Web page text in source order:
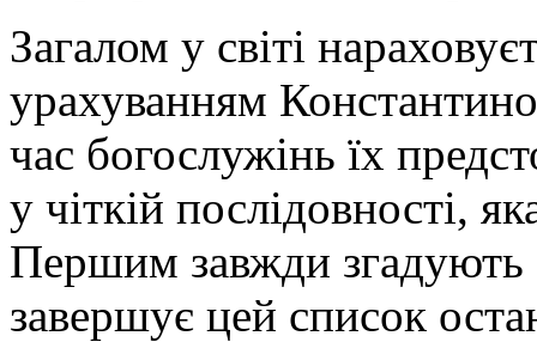
Загалом у світі
урахуванням
час богослужінь їх
у чіткій послідовності,
Першим завжди згадують
завершує цей список